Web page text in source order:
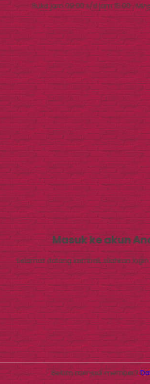
Buka jam 09.00 s/d jam 16.00 ,
Masuk ke akun
Selamat datang kembali, silahkan login
Belum menjadi member?